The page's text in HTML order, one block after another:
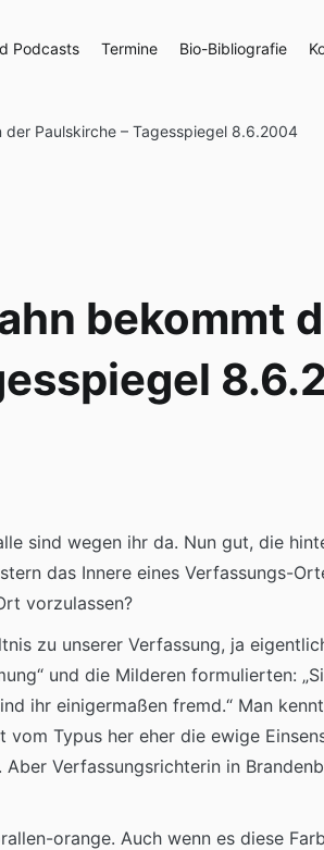
Podcasts Termine Bio-Bibliografie
der Paulskirche – Tagesspiegel 8.6.2004
bekommt
sind wegen ihr da. Nun gut, die
das Innere eines Verfassungs-
vorzulassen?
zu unserer Verfassung, ja
und die Milderen formulierten:
ihr einigermaßen fremd.“ Man
Typus her eher die ewige
Verfassungsrichterin in
orange. Auch wenn es diese